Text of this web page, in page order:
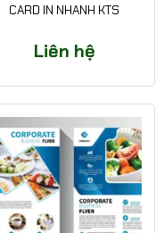
CARD IN NHANH KTS
Liên hệ